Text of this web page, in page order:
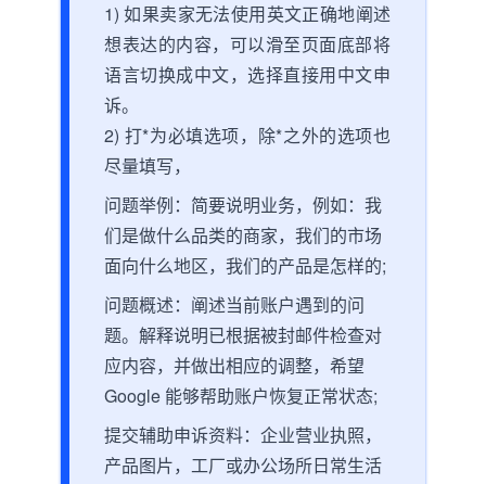
1) 如果卖家无法使用英文正确地阐述
想表达的内容，可以滑至页面底部将
语言切换成中文，选择直接用中文申
诉。
2) 打*为必填选项，除*之外的选项也
尽量填写，
问题举例：简要说明业务，例如：我
们是做什么品类的商家，我们的市场
面向什么地区，我们的产品是怎样的;
问题概述：阐述当前账户遇到的问
题。解释说明已根据被封邮件检查对
应内容，并做出相应的调整，希望
Google 能够帮助账户恢复正常状态;
提交辅助申诉资料：企业营业执照，
产品图片，工厂或办公场所日常生活